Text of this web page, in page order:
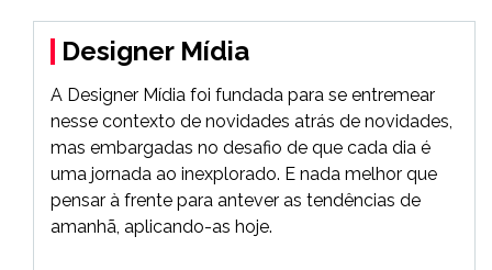
Designer Mídia
A Designer Mídia foi fundada para se entremear
nesse contexto de novidades atrás de novidades,
mas embargadas no desafio de que cada dia é
uma jornada ao inexplorado. E nada melhor que
pensar à frente para antever as tendências de
amanhã, aplicando-as hoje.